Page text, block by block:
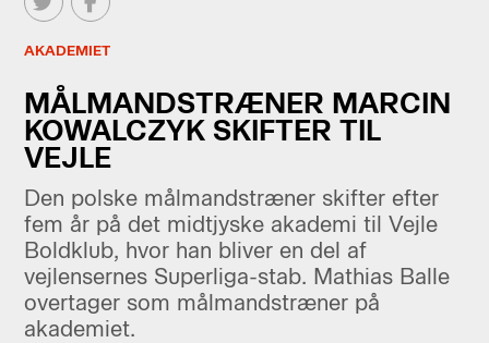
AKADEMIET
MÅLMANDSTRÆNER MARCIN
KOWALCZYK SKIFTER TIL
VEJLE
Den polske målmandstræner skifter efter
fem år på det midtjyske akademi til Vejle
Boldklub, hvor han bliver en del af
vejlensernes Superliga-stab. Mathias Balle
overtager som målmandstræner på
akademiet.